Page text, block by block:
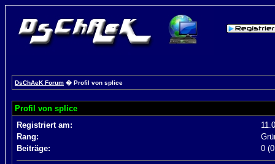
DsChAeK Forum � Profil von splice
Profil von splice
Registriert am:
Rang:
Beiträge:
0